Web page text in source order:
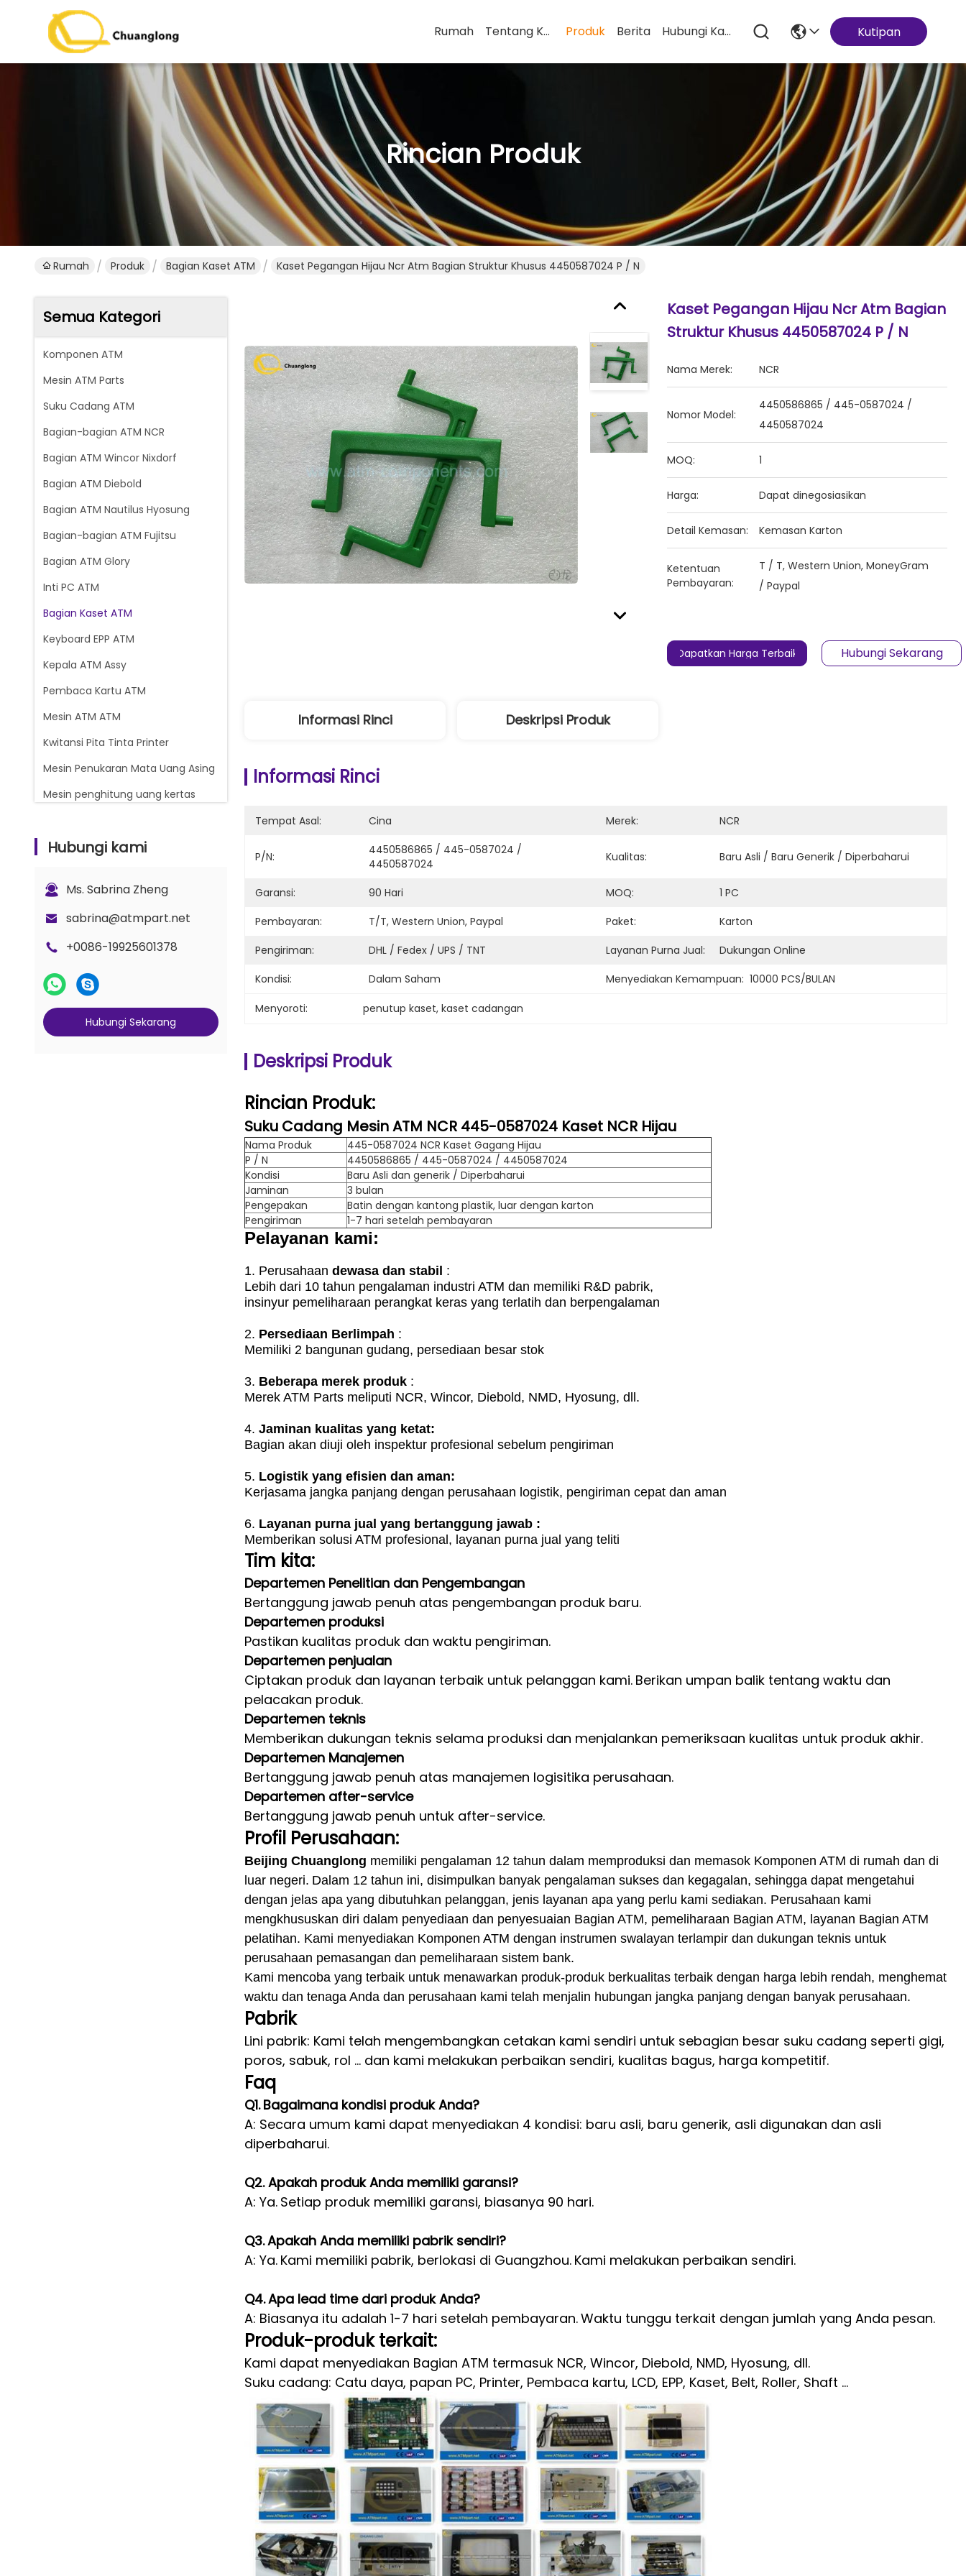
Rumah Tentang Kami Produk Berita Hubungi Kami Kutipan
Rincian Produk
Rumah Produk Bagian Kaset ATM Kaset Pegangan Hijau Ncr Atm Bagian Struktur Khusus 4450587024 P / N
Semua Kategori
Komponen ATM
Mesin ATM Parts
Suku Cadang ATM
Bagian-bagian ATM NCR
Bagian ATM Wincor Nixdorf
Bagian ATM Diebold
Bagian ATM Nautilus Hyosung
Bagian-bagian ATM Fujitsu
Bagian ATM Glory
Inti PC ATM
Bagian Kaset ATM
Keyboard EPP ATM
Kepala ATM Assy
Pembaca Kartu ATM
Mesin ATM ATM
Kwitansi Pita Tinta Printer
Mesin Penukaran Mata Uang Asing
Mesin penghitung uang kertas
Kasset Uang ATM
Bagian Penghitung G+D BPS C5
Hubungi kami
Ms. Sabrina Zheng
sabrina@atmpart.net
+0086-19925601378
Hubungi Sekarang
Kaset Pegangan Hijau Ncr Atm Bagian
Struktur Khusus 4450587024 P / N
Nama Merek: NCR
Nomor Model:
4450586865 / 445-0587024 /
4450587024
MOQ: 1
Harga: Dapat dinegosiasikan
Detail Kemasan: Kemasan Karton
Ketentuan
Pembayaran:
T / T, Western Union, MoneyGram
/ Paypal
Dapatkan Harga Terbaik Hubungi Sekarang
Informasi Rinci Deskripsi Produk
Informasi Rinci
Tempat Asal: Cina Merek: NCR
P/N:
4450586865 / 445-0587024 /
4450587024
Kualitas: Baru Asli / Baru Generik / Diperbaharui
Garansi: 90 Hari MOQ:
1 PC
Pembayaran:
T/T, Western Union, Paypal Paket:
Karton
Pengiriman:
DHL / Fedex / UPS / TNT Layanan Purna Jual:
Dukungan Online
Kondisi:
Dalam Saham Menyediakan Kemampuan: 10000 PCS/BULAN
Menyoroti: penutup kaset, kaset cadangan
Deskripsi Produk
Rincian Produk:
Suku Cadang Mesin ATM NCR 445-0587024 Kaset NCR Hijau
Nama Produk
445-0587024 NCR Kaset Gagang Hijau
P / N
4450586865 / 445-0587024 / 4450587024
Kondisi
Baru Asli dan generik / Diperbaharui
Jaminan
3 bulan
Pengepakan
Batin dengan kantong plastik, luar dengan karton
Pengiriman
1-7 hari setelah pembayaran
Pelayanan kami:
1. Perusahaan dewasa dan stabil :
Lebih dari 10 tahun pengalaman industri ATM dan memiliki R&D pabrik,
insinyur pemeliharaan perangkat keras yang terlatih dan berpengalaman
2. Persediaan Berlimpah :
Memiliki 2 bangunan gudang, persediaan besar stok
3. Beberapa merek produk :
Merek ATM Parts meliputi NCR, Wincor, Diebold, NMD, Hyosung, dll.
4. Jaminan kualitas yang ketat:
Bagian akan diuji oleh inspektur profesional sebelum pengiriman
5. Logistik yang efisien dan aman:
Kerjasama jangka panjang dengan perusahaan logistik, pengiriman cepat dan aman
6. Layanan purna jual yang bertanggung jawab :
Memberikan solusi ATM profesional, layanan purna jual yang teliti
Tim kita:
Departemen Penelitian dan Pengembangan
Bertanggung jawab penuh atas pengembangan produk baru.
Departemen produksi
Pastikan kualitas produk dan waktu pengiriman.
Departemen penjualan
Ciptakan produk dan layanan terbaik untuk pelanggan kami. Berikan umpan balik tentang waktu dan
pelacakan produk.
Departemen teknis
Memberikan dukungan teknis selama produksi dan menjalankan pemeriksaan kualitas untuk produk akhir.
Departemen Manajemen
Bertanggung jawab penuh atas manajemen logisitika perusahaan.
Departemen after-service
Bertanggung jawab penuh untuk after-service.
Profil Perusahaan:
Beijing Chuanglong memiliki pengalaman 12 tahun dalam memproduksi dan memasok Komponen ATM di rumah dan di
luar negeri. Dalam 12 tahun ini, disimpulkan banyak pengalaman sukses dan kegagalan, sehingga dapat mengetahui
dengan jelas apa yang dibutuhkan pelanggan, jenis layanan apa yang perlu kami sediakan. Perusahaan kami
mengkhususkan diri dalam penyediaan dan penyesuaian Bagian ATM, pemeliharaan Bagian ATM, layanan Bagian ATM
pelatihan. Kami menyediakan Komponen ATM dengan instrumen swalayan terlampir dan dukungan teknis untuk
perusahaan pemasangan dan pemeliharaan sistem bank.
Kami mencoba yang terbaik untuk menawarkan produk-produk berkualitas terbaik dengan harga lebih rendah, menghemat
waktu dan tenaga Anda dan perusahaan kami telah menjalin hubungan jangka panjang dengan banyak perusahaan.
Pabrik
Lini pabrik: Kami telah mengembangkan cetakan kami sendiri untuk sebagian besar suku cadang seperti gigi,
poros, sabuk, rol ... dan kami melakukan perbaikan sendiri, kualitas bagus, harga kompetitif.
Faq
Q1. Bagaimana kondisi produk Anda?
A: Secara umum kami dapat menyediakan 4 kondisi: baru asli, baru generik, asli digunakan dan asli
diperbaharui.
Q2. Apakah produk Anda memiliki garansi?
A: Ya. Setiap produk memiliki garansi, biasanya 90 hari.
Q3.Apakah Anda memiliki pabrik sendiri?
A: Ya. Kami memiliki pabrik, berlokasi di Guangzhou. Kami melakukan perbaikan sendiri.
Q4.Apa lead time dari produk Anda?
A: Biasanya itu adalah 1-7 hari setelah pembayaran.Waktu tunggu terkait dengan jumlah yang Anda pesan.
Produk-produk terkait:
Kami dapat menyediakan Bagian ATM termasuk NCR, Wincor, Diebold, NMD, Hyosung, dll.
Suku cadang: Catu daya, papan PC, Printer, Pembaca kartu, LCD, EPP, Kaset, Belt, Roller, Shaft ...